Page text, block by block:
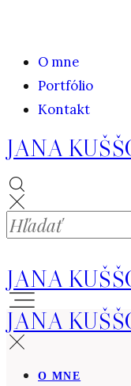
O mne
Portfólio
Kontakt
JANA
JANA
JANA
O MNE